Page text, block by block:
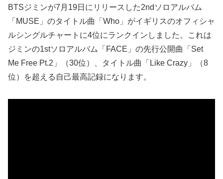
BTSジミンが7月19日にリリースした2ndソロアルバム
「MUSE」のタイトル曲「Who」がイギリスのオフィシャ
ルシングルチャートに4位にランクインしました。これは
ジミンの1stソロアルバム「FACE」の先行公開曲「Set
Me Free Pt.2」（30位）、タイトル曲「Like Crazy」（8
位）を超える自己最高記録になります。